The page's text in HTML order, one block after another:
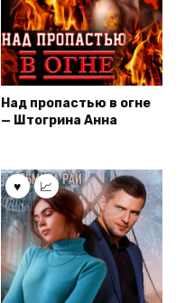
Над пропастью в огне
— Штогрина Анна